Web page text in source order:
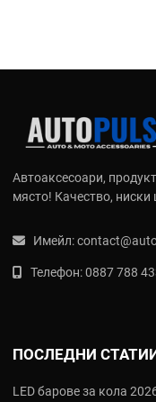
Автоаксесоари,
място! Качество, ниски
Имейл:
Телефон:0887 788
ПОСЛЕДНИ
LED барове за кола